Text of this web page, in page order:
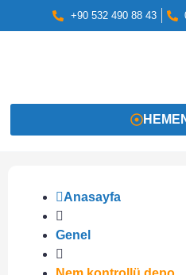
+90 532 490 88 43
Anasayfa
Genel